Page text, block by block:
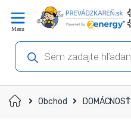
navigáciu
obsah
Products
search
Domov Obchod DOMÁCNOSŤ